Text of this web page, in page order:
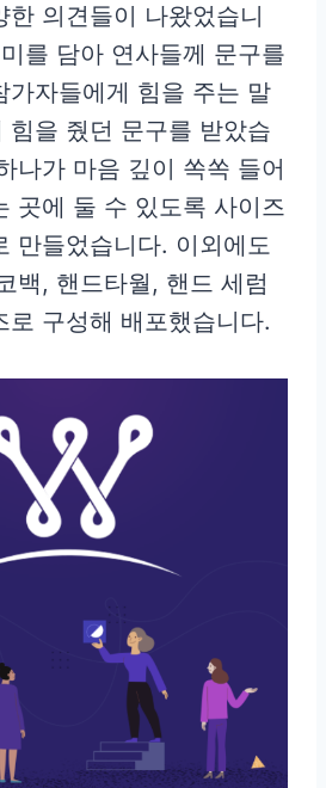
한 의견들이 나왔었습니
를 담아 연사들께 문구를
가자들에게 힘을 주는 말
힘을 줬던 문구를 받았습
나가 마음 깊이 쏙쏙 들어
곳에 둘 수 있도록 사이즈
만들었습니다. 이외에도
백, 핸드타월, 핸드 세럼
로 구성해 배포했습니다.